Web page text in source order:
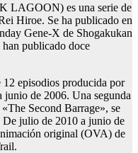
LAGOON) es una serie de
Hiroe. Se ha publicado en
Gene-X de Shogakukan
han publicado doce
12 episodios producida por
junio de 2006. Una segunda
Second Barrage», se
julio de 2010 a junio de
original (OVA) de